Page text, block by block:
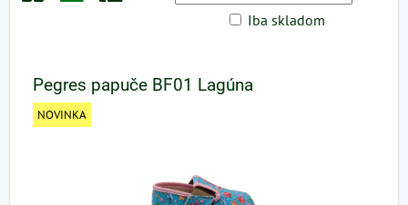
Iba skladom
Pegres papuče BF01 Lagúna
NOVINKA